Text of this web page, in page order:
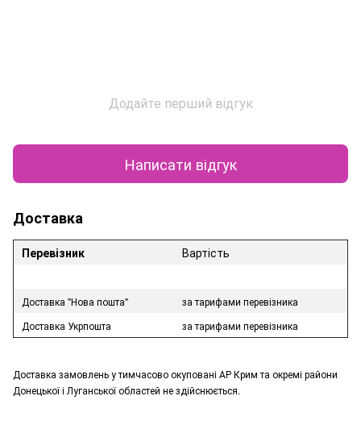
Додайте перший відгук
Написати відгук
Доставка
Перевізник Вартість
Доставка "Нова пошта"
за тарифами перевізника
Доставка Укрпошта
за тарифами перевізника
Доставка замовлень у тимчасово окуповані АР Крим та окремі райони
Донецької і Луганської областей не здійснюється.